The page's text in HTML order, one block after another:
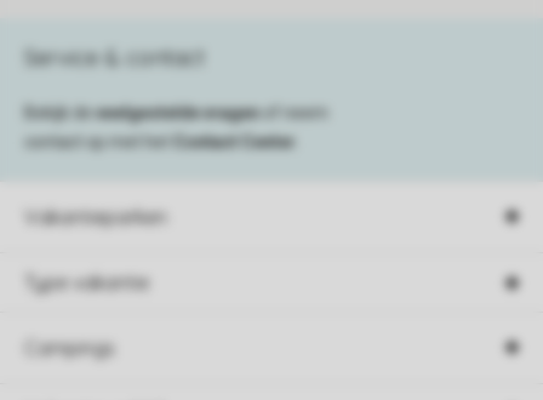
Vakantieparken
Type vakantie
Campings
Service & contact
Bekijk de veelgestelde vragen
of neem
contact op met het
Contact Center